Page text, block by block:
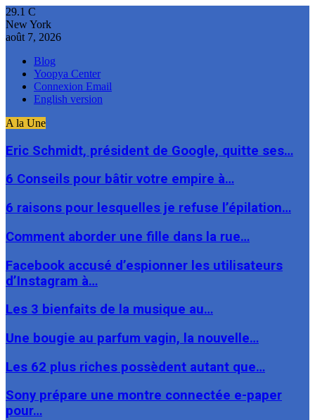
29.1 C
New York
août 7, 2026
Blog
Yoopya Center
Connexion Email
English version
A la Une
Eric Schmidt, président de Google, quitte ses…
6 Conseils pour bâtir votre empire à…
6 raisons pour lesquelles je refuse l’épilation…
Comment aborder une fille dans la rue…
Facebook accusé d’espionner les utilisateurs
d’Instagram à…
Les 3 bienfaits de la musique au…
Une bougie au parfum vagin, la nouvelle…
Les 62 plus riches possèdent autant que…
Sony prépare une montre connectée e-paper
pour…